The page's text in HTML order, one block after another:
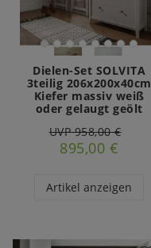
Dielen-Set SOLVITA
3teilig 206x200x40cm
Kiefer massiv weiß
oder gelaugt geölt
UVP 958,00 €
895,00 €
Artikel anzeigen